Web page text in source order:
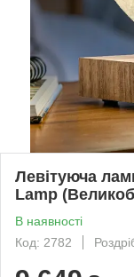
Левітуюча
Lamp
В наявності
Код: 2782